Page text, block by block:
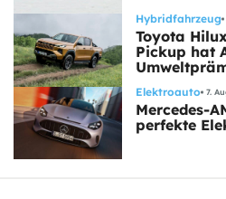
Hybridfahrzeug
Toyota
Pickup hat
Elektroauto 7.
Mercedes-
perfekte